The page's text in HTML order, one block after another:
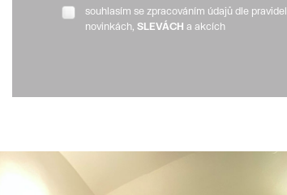
souhlasím se zpracováním údajů dle pravidel
novinkách, SLEVÁCH a akcích